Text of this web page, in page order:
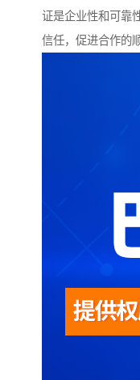
证是企业性和可靠
信任，促进合作的